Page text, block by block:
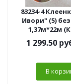
83234-4
Ивори" (5)
1,37м*22м
1 299.50
В